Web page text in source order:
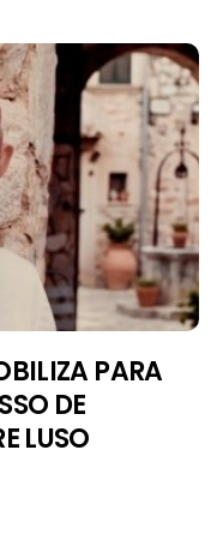
PARA
DE
LUSO